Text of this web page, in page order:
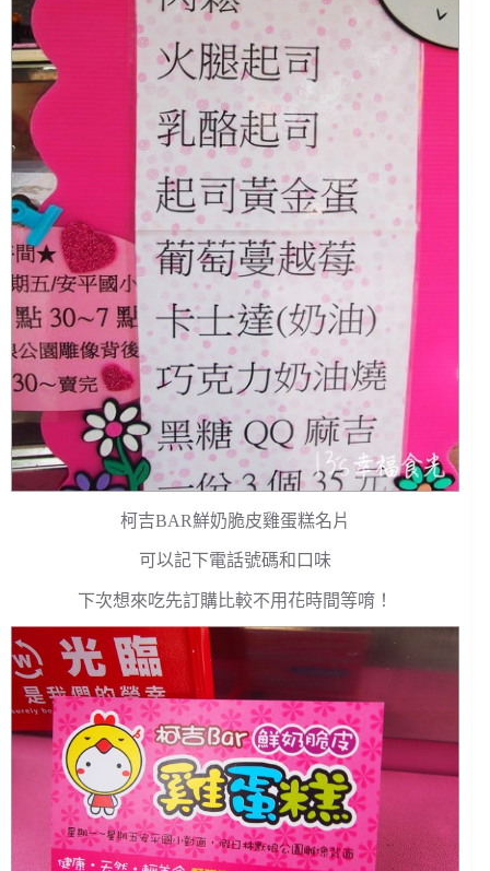
柯吉BAR鮮奶脆皮雞蛋糕名片
可以記下電話號碼和口味
下次想來吃先訂購比較不用花時間等唷！